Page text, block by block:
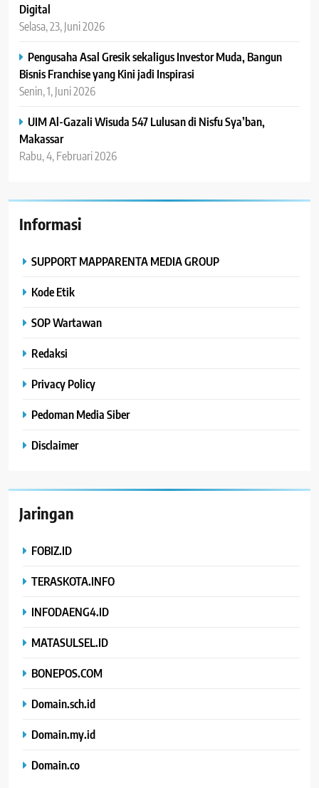
Digital
Selasa, 23, Juni 2026
Pengusaha Asal Gresik sekaligus Investor Muda, Bangun
Bisnis Franchise yang Kini jadi Inspirasi
Senin, 1, Juni 2026
UIM Al-Gazali Wisuda 547 Lulusan di Nisfu Sya’ban,
Makassar
Rabu, 4, Februari 2026
Informasi
SUPPORT MAPPARENTA MEDIA GROUP
Kode Etik
SOP Wartawan
Redaksi
Privacy Policy
Pedoman Media Siber
Disclaimer
Jaringan
FOBIZ.ID
TERASKOTA.INFO
INFODAENG4.ID
MATASULSEL.ID
BONEPOS.COM
Domain.sch.id
Domain.my.id
Domain.co